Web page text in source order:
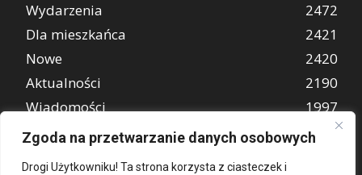
Zgoda na przetwarzanie danych osobowych
Drogi Użytkowniku! Ta strona korzysta z ciasteczek i
Wydarzenia
2472
Dla mieszkańca
2421
Nowe
2420
Aktualności
2190
Wiadomości
1997
REKLAMA
849